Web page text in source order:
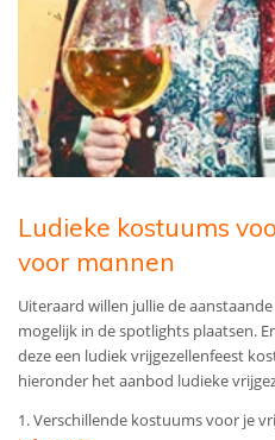
Ludieke kostuums
voor mannen
Uiteraard willen jullie de
mogelijk in de spotlights plaatsen.
deze een ludiek vrijgezellenfeest
hieronder het aanbod ludieke
1. Verschillende kostuums voor je